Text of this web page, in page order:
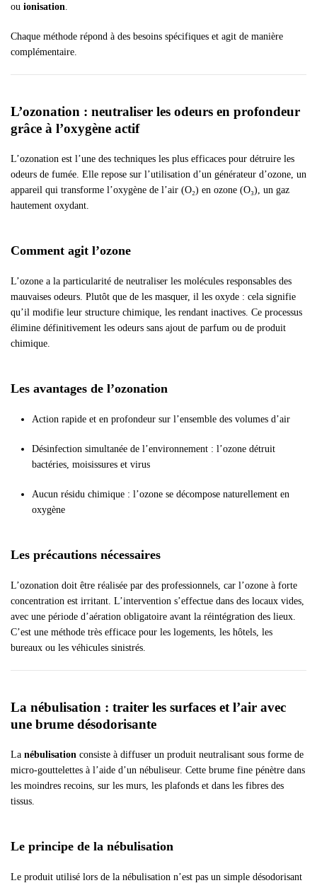
ou ionisation
Chaque méthode répond à des besoins spécifiques et agit de manière
complémentaire.
L’ozonation : neutraliser les odeurs en profondeur
grâce à l’oxygène actif
L’ozonation est l’une des techniques les plus efficaces pour détruire les
odeurs de fumée. Elle repose sur l’utilisation d’un générateur d’ozone, un
appareil qui transforme l’oxygène de l’air (O₂) en ozone (O₃), un gaz
hautement oxydant.
Comment agit l’ozone
L’ozone a la particularité de neutraliser les molécules responsables des
mauvaises odeurs. Plutôt que de les masquer, il les oxyde : cela signifie
qu’il modifie leur structure chimique, les rendant inactives. Ce processus
élimine définitivement les odeurs sans ajout de parfum ou de produit
chimique.
Les avantages de l’ozonation
Action rapide et en profondeur sur l’ensemble des volumes d’air
Désinfection simultanée de l’environnement : l’ozone détruit
bactéries, moisissures et virus
Aucun résidu chimique : l’ozone se décompose naturellement en
oxygène
Les précautions nécessaires
L’ozonation doit être réalisée par des professionnels, car l’ozone à forte
concentration est irritant. L’intervention s’effectue dans des locaux vides,
avec une période d’aération obligatoire avant la réintégration des lieux.
C’est une méthode très efficace pour les logements, les hôtels, les
bureaux ou les véhicules sinistrés.
La nébulisation : traiter les surfaces et l’air avec
une brume désodorisante
La nébulisation consiste à diffuser un produit neutralisant sous forme de
micro-gouttelettes à l’aide d’un nébuliseur. Cette brume fine pénètre dans
les moindres recoins, sur les murs, les plafonds et dans les fibres des
tissus.
Le principe de la nébulisation
Le produit utilisé lors de la nébulisation n’est pas un simple désodorisant